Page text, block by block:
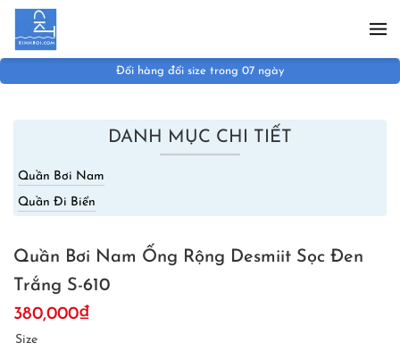
Skip to main content
Đổi hàng đổi size trong 07 ngày
DANH MỤC CHI TIẾT
Quần Bơi Nam
Quần Đi Biển
Quần Bơi Nam Ống Rộng Desmiit Sọc Đen
Trắng S-610
380,000₫
Size